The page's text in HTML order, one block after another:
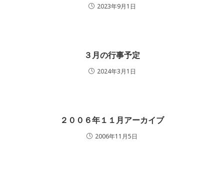
2023年9月1日
３月の行事予定
2024年3月1日
２００６年１１月アーカイブ
2006年11月5日